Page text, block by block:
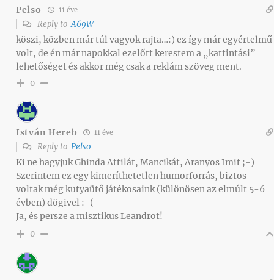
Pelso 11 éve
Reply toA69W
köszi, közben már túl vagyok rajta…:) ez így már egyértelmű
volt, de én már napokkal ezelőtt kerestem a „kattintási”
lehetőséget és akkor még csak a reklám szöveg ment.
0
István Hereb 11 éve
Reply to Pelso
Ki ne hagyjuk Ghinda Attilát, Mancikát, Aranyos Imit ;-)
Szerintem ez egy kimeríthetetlen humorforrás, biztos
voltak még kutyaütő játékosaink (különösen az elmúlt 5-6
évben) dögivel :-(
Ja, és persze a misztikus Leandrot!
0